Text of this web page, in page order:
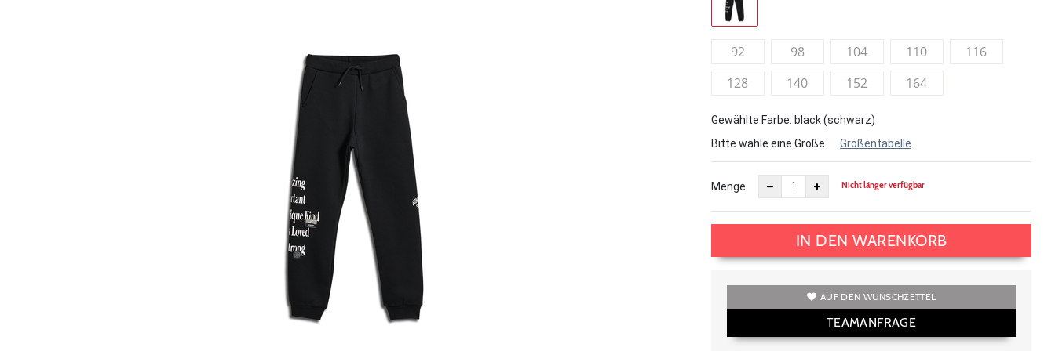
92 98 104 110
116
128
140 152 164
Gewählte Farbe: black (schwarz)
Bitte wähle eine Größe
Größentabelle
Menge Nicht länger verfügbar
IN DEN WARENKORB
AUF DEN WUNSCHZETTEL
TEAMANFRAGE